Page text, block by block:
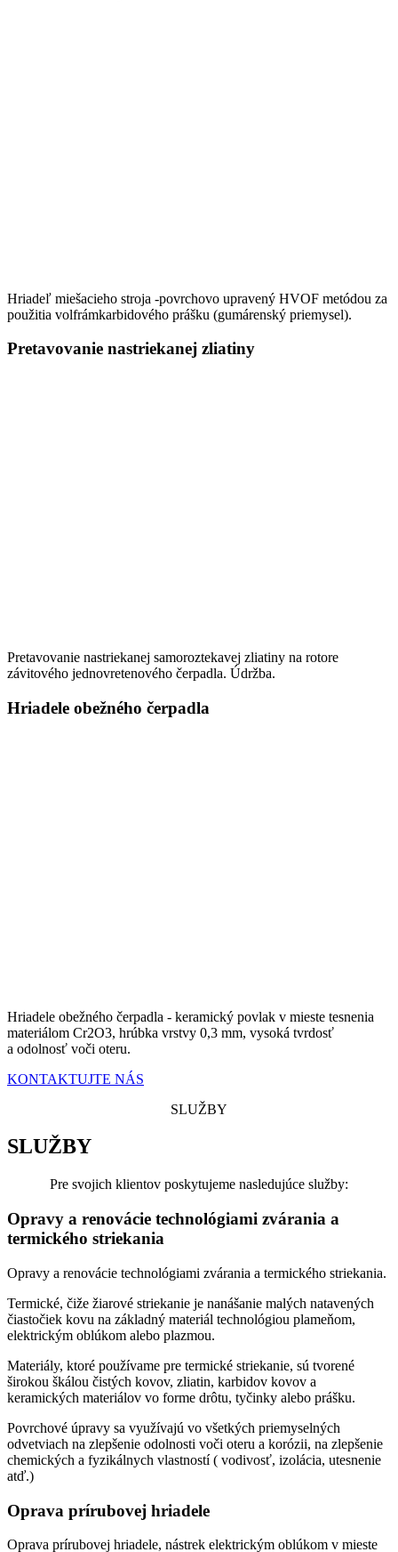
Hriadeľ miešacieho stroja -povrchovo upravený HVOF metódou za
použitia volfrámkarbidového prášku (gumárenský priemysel).
Pretavovanie nastriekanej zliatiny
Pretavovanie nastriekanej samoroztekavej zliatiny na rotore
závitového jednovretenového čerpadla. Údržba.
Hriadele obežného čerpadla
Hriadele obežného čerpadla - keramický povlak v mieste tesnenia
materiálom Cr2O3, hrúbka vrstvy 0,3 mm, vysoká tvrdosť
a odolnosť voči oteru.
KONTAKTUJTE NÁS
SLUŽBY
SLUŽBY
Pre svojich klientov poskytujeme nasledujúce služby:
Opravy a renovácie technológiami zvárania a
termického striekania
Opravy a renovácie technológiami zvárania a termického striekania.
Termické, čiže žiarové striekanie je nanášanie malých natavených
čiastočiek kovu na základný materiál technológiou plameňom,
elektrickým oblúkom alebo plazmou.
Materiály, ktoré používame pre termické striekanie, sú tvorené
širokou škálou čistých kovov, zliatin, karbidov kovov a
keramických materiálov vo forme drôtu, tyčinky alebo prášku.
Povrchové úpravy sa využívajú vo všetkých priemyselných
odvetviach na zlepšenie odolnosti voči oteru a korózii, na zlepšenie
chemických a fyzikálnych vlastností ( vodivosť, izolácia, utesnenie
atď.)
Oprava prírubovej hriadele
Oprava prírubovej hriadele, nástrek elektrickým oblúkom v mieste